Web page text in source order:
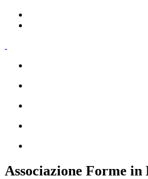
Associazione Forme in